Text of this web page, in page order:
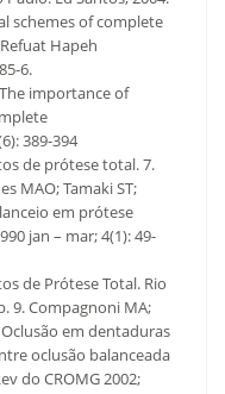
schemes of complete
Hapeh
6.
importance of
389-394
de prótese total. 7.
MAO; Tamaki ST;
em prótese
jan – mar; 4(1): 49-
de Prótese Total. Rio
9. Compagnoni MA;
Oclusão em dentaduras
oclusão balanceada
do CROMG 2002;